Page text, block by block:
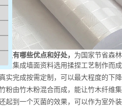
板有哪些优点和好处， 为国家节省森
维集成墙面资料选用揉捏工艺制作而
实完成按需定制，可以最大程度的下
粉由竹木粉混合而成，能让竹木纤维
起到一个灭菌的效果，可以作为室外